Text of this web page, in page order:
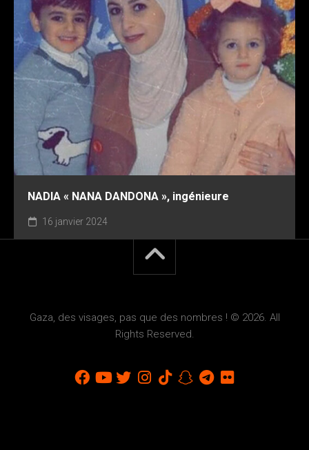
NADIA « NANA DANDONA », ingénieure
16 janvier 2024
Gaza, des visages, pas que des nombres ! © 2026. All
Rights Reserved.